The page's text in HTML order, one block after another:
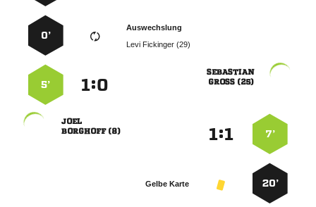
Auswechslung
  
0’

 
:
5’
7’
:

 
20’
Gelbe Karte